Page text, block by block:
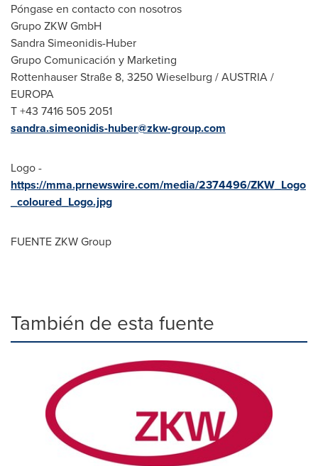
Póngase en contacto con nosotros
Grupo ZKW GmbH
Sandra Simeonidis-Huber
Grupo Comunicación y Marketing
Rottenhauser Straße 8, 3250 Wieselburg /AUSTRIA/
EUROPA
T +43 7416 505 2051
sandra.simeonidis-huber@zkw-group.com
Logo -
https://mma.prnewswire.com/media/2374496/ZKW_Logo
_coloured_Logo.jpg
FUENTE ZKW Group
También de esta fuente